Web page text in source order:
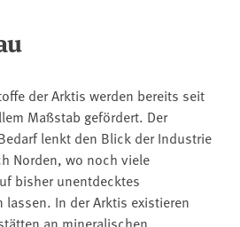
der Arktis werden bereits seit
Maßstab gefördert. Der
lenkt den Blick der Industrie
Norden, wo noch viele
bisher unentdecktes
In der Arktis existieren
an mineralischen